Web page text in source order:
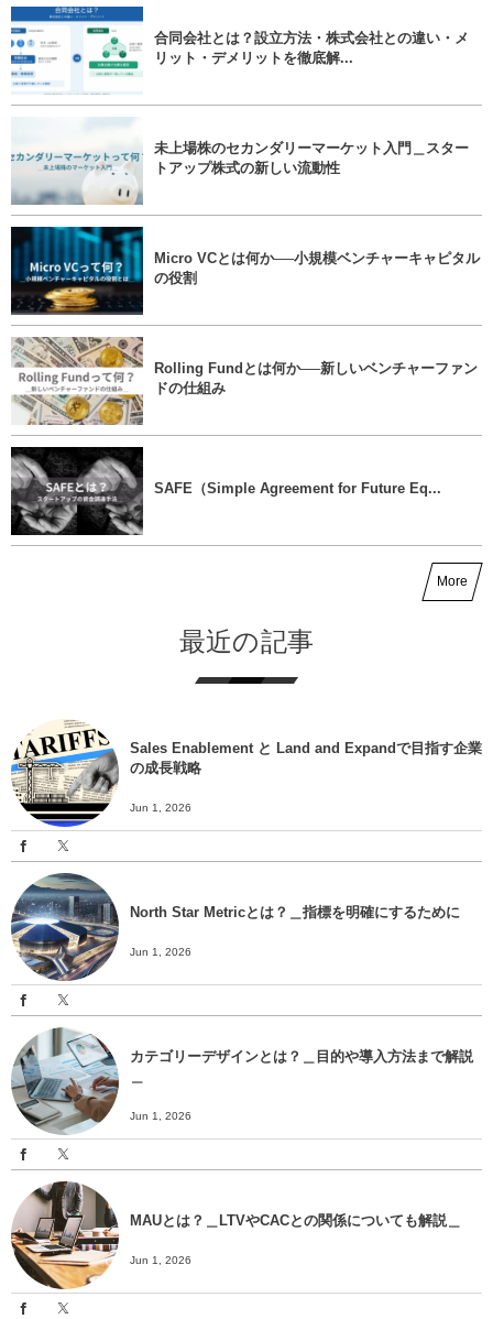
合同会社とは？設立方法・株式会社との違い・メ
リット・デメリットを徹底解...
未上場株のセカンダリーマーケット入門＿スター
トアップ株式の新しい流動性
Micro VCとは何か──小規模ベンチャーキャピタル
の役割
Rolling Fundとは何か──新しいベンチャーファン
ドの仕組み
SAFE（Simple Agreement for Future Eq...
More
最近の記事
Sales Enablement と Land and Expandで目指す企業
の成長戦略
Jun 1, 2026
North Star Metricとは？＿指標を明確にするために
Jun 1, 2026
カテゴリーデザインとは？＿目的や導入方法まで解説
Jun 1, 2026
MAUとは？＿LTVやCACとの関係についても解説＿
Jun 1, 2026